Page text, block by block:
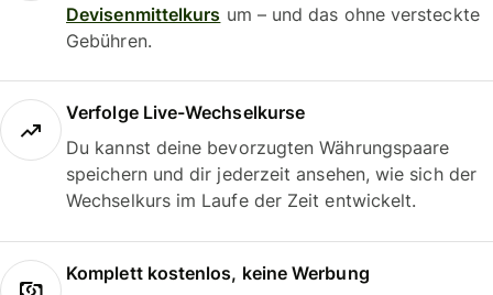
Devisenmittelkurs um – und das ohne versteckte
Gebühren.
Verfolge Live-Wechselkurse
Du kannst deine bevorzugten Währungspaare
speichern und dir jederzeit ansehen, wie sich der
Wechselkurs im Laufe der Zeit entwickelt.
Komplett kostenlos, keine Werbung